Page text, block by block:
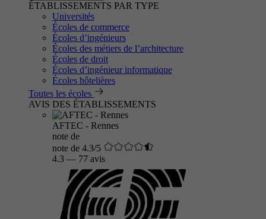
ÉTABLISSEMENTS PAR TYPE
Universités
Écoles de commerce
Écoles d’ingénieurs
Écoles des métiers de l’architecture
Écoles de droit
Écoles d’ingénieur informatique
Écoles hôtelières
Toutes les écoles
AVIS DES ÉTABLISSEMENTS
AFTEC - Rennes
note de
note de 4.3/5
4.3 — 77 avis